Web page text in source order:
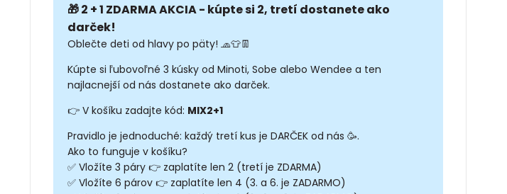
🎁 2 + 1 ZDARMA AKCIA - kúpte si 2, tretí dostanete ako
darček!
Oblečte deti od hlavy po päty! 🧢👕👖
Kúpte si ľubovoľné 3 kúsky od Minoti, Sobe alebo Wendee a ten
najlacnejší od nás dostanete ako darček.
👉 V košíku zadajte kód: MIX2+1
Pravidlo je jednoduché: každý tretí kus je DARČEK od nás 🥳.
Ako to funguje v košíku?
✅ Vložíte 3 páry 👉 zaplatíte len 2 (tretí je ZDARMA)
✅ Vložíte 6 párov 👉 zaplatíte len 4 (3. a 6. je ZADARMO)